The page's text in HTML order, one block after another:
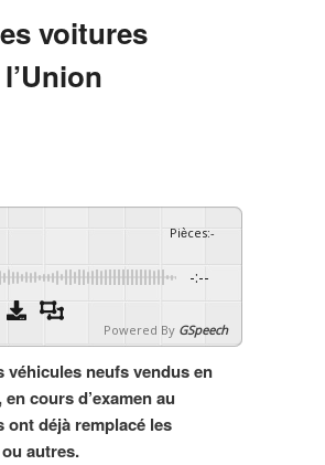
voitures
Pièces:-
-:--
Powered By GSpeech
véhicules neufs vendus en
cours d’examen au
déjà remplacé les
autres.